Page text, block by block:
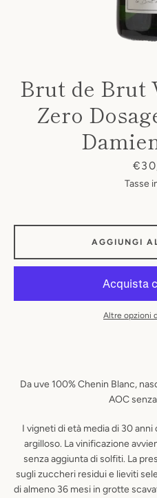
Brut de Brut
Zero
Tasse
Da uve 100% Chenin Blanc,
AOC
I vigneti di età media di 30
argilloso. La vinificazione
senza aggiunta di solfiti. La
sugli zuccheri residui e lieviti
di almeno 36 mesi in grotte
AGGIUNGI
Altre opzioni